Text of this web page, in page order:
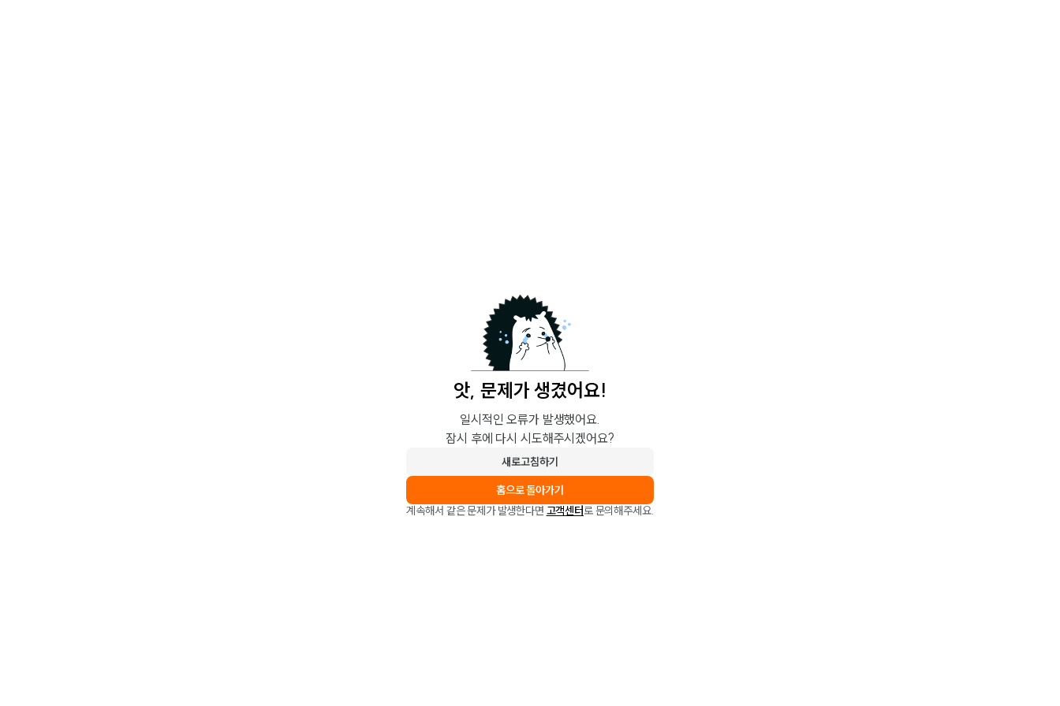
앗, 문제가 생겼어요!
일시적인 오류가 발생했어요.
잠시 후에 다시 시도해주시겠어요?
새로고침하기
홈으로 돌아가기
계속해서 같은 문제가 발생한다면 고객센터로 문의해주세요.